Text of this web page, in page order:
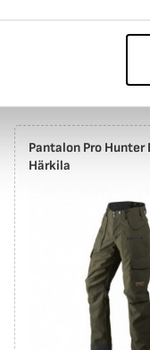
HÄRKILA
Pantalon Pro Hunter
Härkila